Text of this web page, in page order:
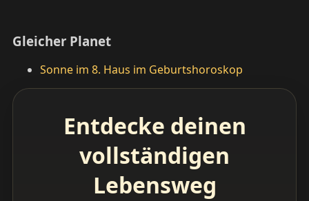
Gleicher Planet
Sonne im 8. Haus im Geburtshoroskop
Entdecke deinen
vollständigen
Lebensweg